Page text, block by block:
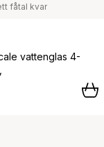
fåtal kvar
vattenglas 4-